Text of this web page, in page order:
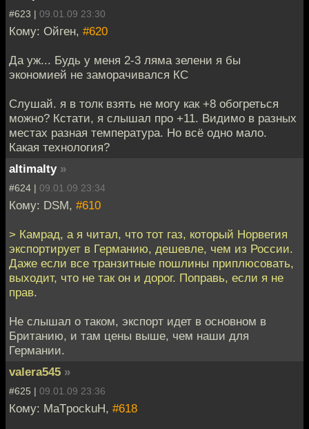
#623 | 09.01.09 23:30
Кому: Ойген, #620
Да уж... Будь у меня 2-3 ляма зелени я бы
экономией не заморачивался КС
Слушай. я в толк взять не могу как +8 обогреться
можно? Кстати, я слышал про +11. Видимо в разных
местах разная температура. Но всё одно мало.
Какая технология?
altimalty »
#624 | 09.01.09 23:34
Кому: DSM, #610
> Камрад, а я читал, что тот газ, который Норвегия
экспортирует в Германию, дешевле, чем из России.
Даже если все транзитные пошлины приплюсовать,
выходит, что не так он и дорог. Поправь, если я не
прав.
Не слышал о таком, экспорт идет в основном в
Британию, и там цены выше, чем наши для
Германии.
valera545 »
#625 | 09.01.09 23:36
Кому: MaTpockuH, #618